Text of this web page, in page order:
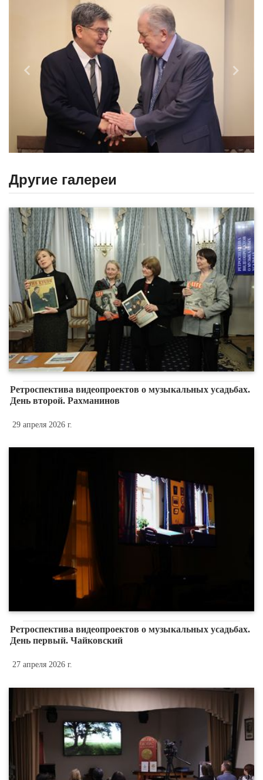
Назад
Другие галереи
Ретроспектива видеопроектов о музыкальных усадьбах.
День второй. Рахманинов
29 апреля 2026 г.
Ретроспектива видеопроектов о музыкальных усадьбах.
День первый. Чайковский
27 апреля 2026 г.